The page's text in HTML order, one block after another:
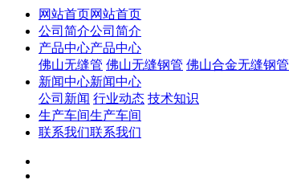
网站首页网站首页
公司简介公司简介
产品中心产品中心
佛山无缝管 佛山无缝钢管 佛山合金无缝钢管
新闻中心新闻中心
公司新闻 行业动态 技术知识
生产车间生产车间
联系我们联系我们